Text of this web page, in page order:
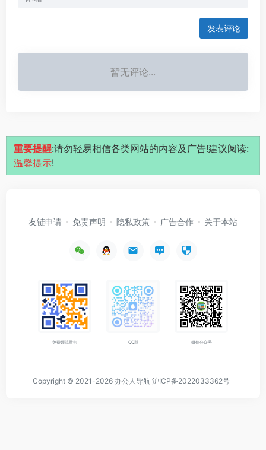
发表评论
暂无评论...
重要提醒:请勿轻易相信各类网站的内容及广告!建议阅读:
温馨提示!
友链申请 免责声明 隐私政策 广告合作 关于本站
免费领流量卡 QQ群 微信公众号
Copyright © 2021-2026 办公人导航 沪ICP备2022033362号